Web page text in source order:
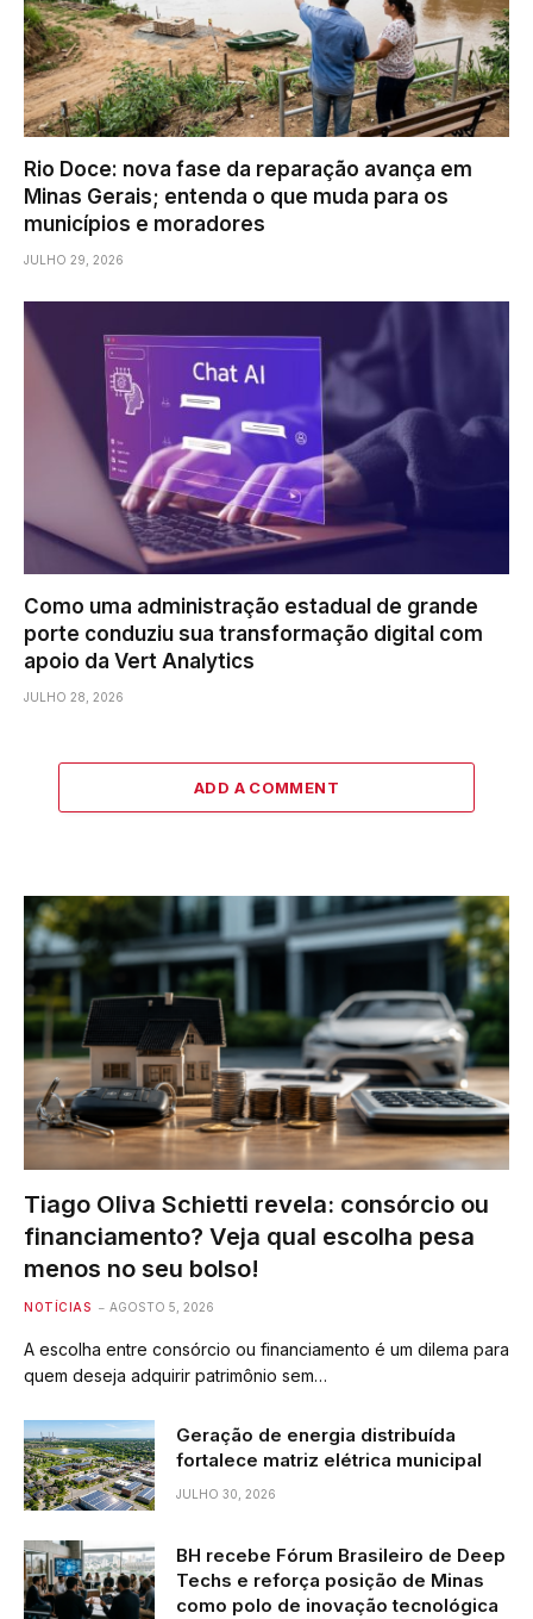
Rio Doce: nova fase da reparação avança em
Minas Gerais; entenda o que muda para os
municípios e moradores
JULHO 29, 2026
Como uma administração estadual de grande
porte conduziu sua transformação digital com
apoio da Vert Analytics
JULHO 28, 2026
ADD A COMMENT
Tiago Oliva Schietti revela: consórcio ou
financiamento? Veja qual escolha pesa
menos no seu bolso!
NOTÍCIAS AGOSTO 5, 2026
A escolha entre consórcio ou financiamento é um dilema para
quem deseja adquirir patrimônio sem…
Geração de energia distribuída
fortalece matriz elétrica municipal
JULHO 30, 2026
BH recebe Fórum Brasileiro de Deep
Techs e reforça posição de Minas
como polo de inovação tecnológica